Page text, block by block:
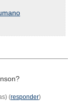
(responder)